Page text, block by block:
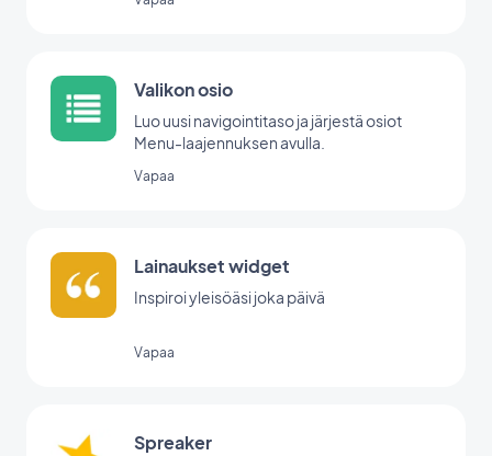
Valikon osio
Luo uusi navigointitaso ja järjestä osiot
Menu-laajennuksen avulla.
Vapaa
Lainaukset widget
Inspiroi yleisöäsi joka päivä
Vapaa
Spreaker